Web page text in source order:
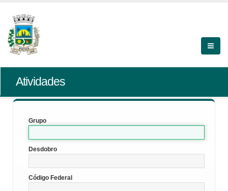
Atividades
Grupo
Desdobro
Código Federal